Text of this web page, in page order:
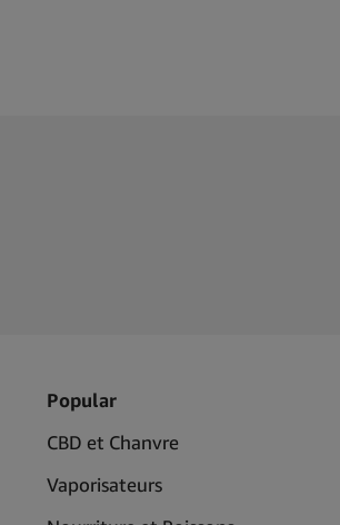
Popular
CBD et Chanvre
Vaporisateurs